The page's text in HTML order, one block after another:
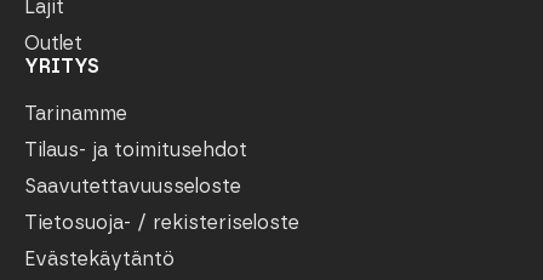
Lajit
Outlet
YRITYS
Tarinamme
Tilaus- ja toimitusehdot
Saavutettavuusseloste
Tietosuoja- / rekisteriseloste
Evästekäytäntö